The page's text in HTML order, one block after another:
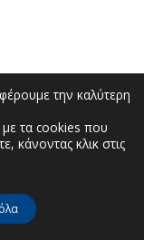
|
| Email:
την καλύτερη
με τα cookies που
κάνοντας κλικ στις